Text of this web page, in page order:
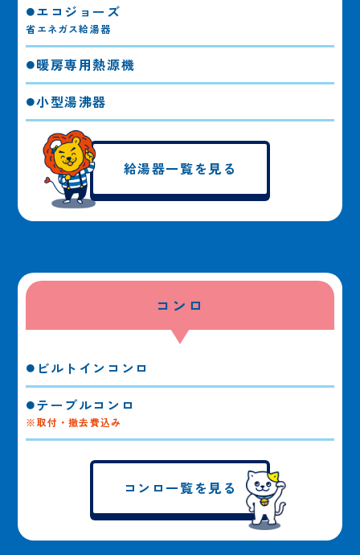
エコジョーズ
省エネガス給湯器
暖房専用熱源機
小型湯沸器
給湯器一覧を見る
コンロ
ビルトインコンロ
テーブルコンロ
※取付・撤去費込み
コンロ一覧を見る